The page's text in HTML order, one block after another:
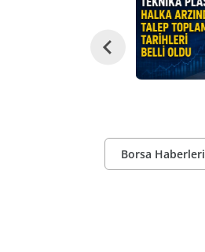
Borsa Haberleri